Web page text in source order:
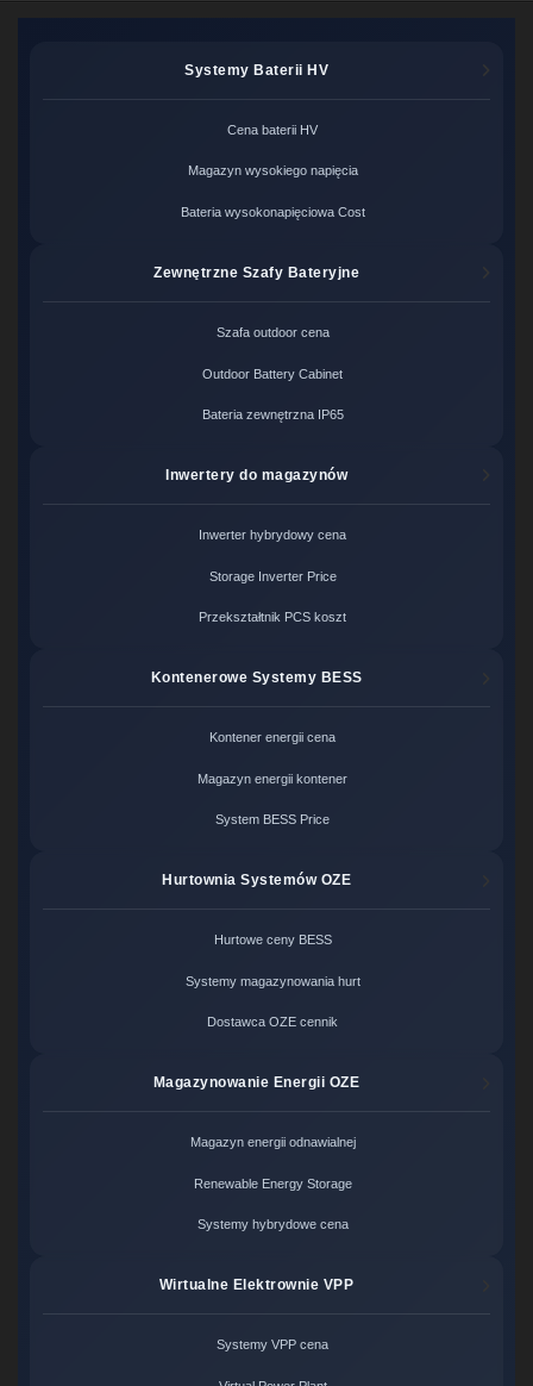
Systemy Baterii HV
Cena baterii HV
Magazyn wysokiego napięcia
Bateria wysokonapięciowa Cost
Zewnętrzne Szafy Bateryjne
Szafa outdoor cena
Outdoor Battery Cabinet
Bateria zewnętrzna IP65
Inwertery do magazynów
Inwerter hybrydowy cena
Storage Inverter Price
Przekształtnik PCS koszt
Kontenerowe Systemy BESS
Kontener energii cena
Magazyn energii kontener
System BESS Price
Hurtownia Systemów OZE
Hurtowe ceny BESS
Systemy magazynowania hurt
Dostawca OZE cennik
Magazynowanie Energii OZE
Magazyn energii odnawialnej
Renewable Energy Storage
Systemy hybrydowe cena
Wirtualne Elektrownie VPP
Systemy VPP cena